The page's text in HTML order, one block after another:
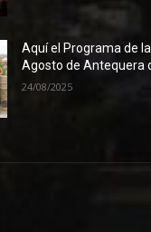
Aquí el Programa de
Agosto de Antequera
24/08/2025